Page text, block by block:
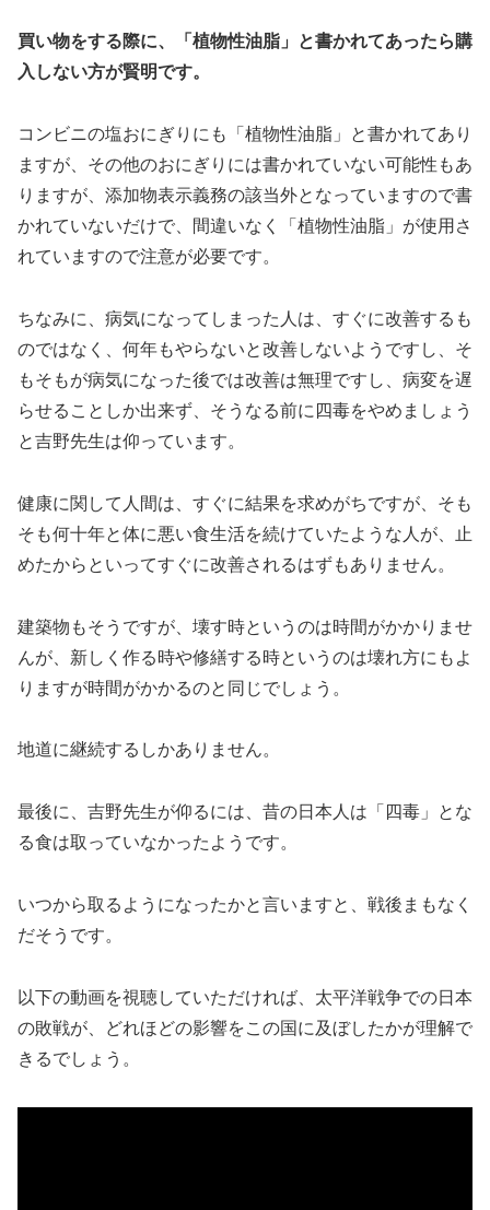
買い物をする際に、「植物性油脂」と書かれてあったら購
入しない方が賢明です。
コンビニの塩おにぎりにも「植物性油脂」と書かれてあり
ますが、その他のおにぎりには書かれていない可能性もあ
りますが、添加物表示義務の該当外となっていますので書
かれていないだけで、間違いなく「植物性油脂」が使用さ
れていますので注意が必要です。
ちなみに、病気になってしまった人は、すぐに改善するも
のではなく、何年もやらないと改善しないようですし、そ
もそもが病気になった後では改善は無理ですし、病変を遅
らせることしか出来ず、そうなる前に四毒をやめましょう
と吉野先生は仰っています。
健康に関して人間は、すぐに結果を求めがちですが、そも
そも何十年と体に悪い食生活を続けていたような人が、止
めたからといってすぐに改善されるはずもありません。
建築物もそうですが、壊す時というのは時間がかかりませ
んが、新しく作る時や修繕する時というのは壊れ方にもよ
りますが時間がかかるのと同じでしょう。
地道に継続するしかありません。
最後に、吉野先生が仰るには、昔の日本人は「四毒」とな
る食は取っていなかったようです。
いつから取るようになったかと言いますと、戦後まもなく
だそうです。
以下の動画を視聴していただければ、太平洋戦争での日本
の敗戦が、どれほどの影響をこの国に及ぼしたかが理解で
きるでしょう。